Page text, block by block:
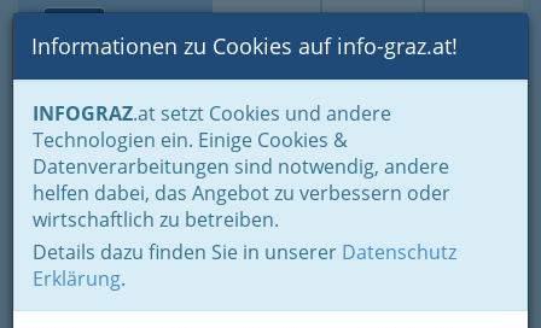
Suche Login Toggle
Informationen zu Cookies auf info-graz.at!
INFOGRAZ.at setzt Cookies und andere
Technologien ein. Einige Cookies &
Datenverarbeitungen sind notwendig, andere
helfen dabei, das Angebot zu verbessern oder
wirtschaftlich zu betreiben.
Details dazu finden Sie in unserer Datenschutz
Erklärung.
Home Branchen
Cinedoc Filmproduktion
OHG Heinz-Dieter Clausen
Rohrbachfeld 17, 8010 Graz
+43 316 391 374
+43 316 392 442